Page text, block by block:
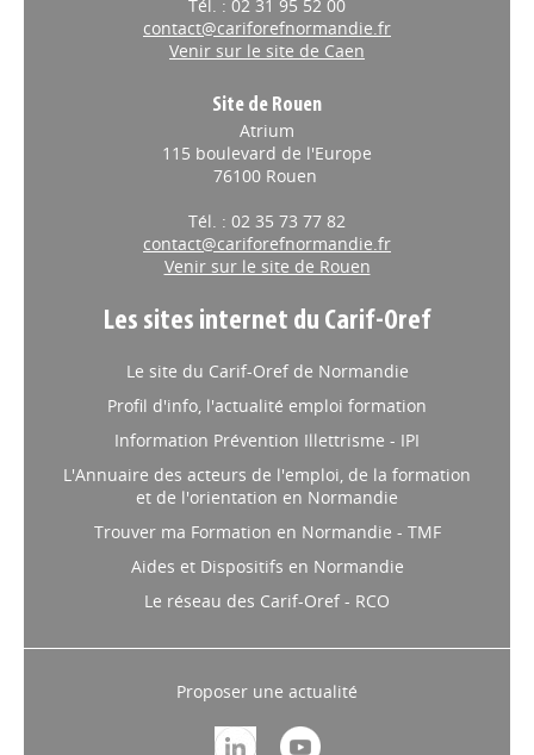
Tél. : 02 31 95 52 00
contact@cariforefnormandie.fr
Site de Rouen
Atrium
115 boulevard de l'Europe
Tél. : 02 35 73 77 82
contact@cariforefnormandie.fr
L'Annuaire des acteurs de l'emploi, de la formation